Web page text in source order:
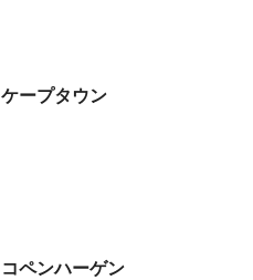
ケープタウン
コペンハーゲン